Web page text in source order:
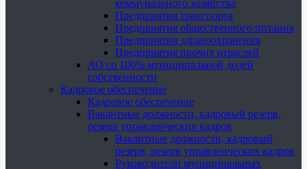
коммунального хозяйства
Предприятия транспорта
Предприятия общественного питания
Предприятия здравоохранения
Предприятия прочих отраслей
АО со 100% муниципальной долей
собственности
Кадровое обеспечение
Кадровое обеспечение
Вакантные должности, кадровый резерв,
резерв управленческих кадров
Вакантные должности, кадровый
резерв, резерв управленческих кадров
Руководители муниципальных